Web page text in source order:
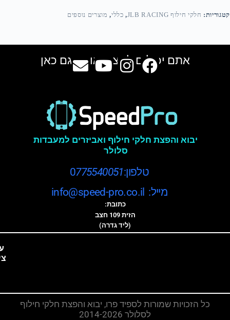
קטגוריות: חלקי חילוף JLB RACING , כללי, מוצרים נוספים
אתם יכולים למצוא אותנו גם כאן
יבוא והפצת חלקי חילוף ואביזרים למעבדות
סלולר
טלפון:0775540051
מייל: info@speed-pro.co.il
כתובת:
הזית 109 חצב
(ליד גדרה)
כל הזכויות שמורות לספיד פרו, יבוא והפצת חלקי חילוף
לסלולר 2014-2026